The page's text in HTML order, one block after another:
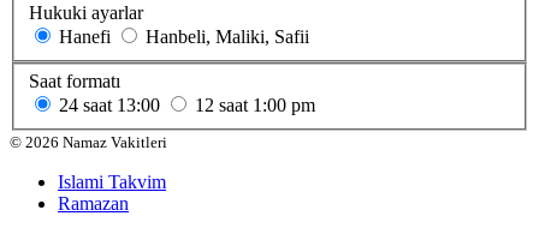
Hukuki ayarlar
Hanefi
Hanbeli, Maliki, Safii
Saat formatı
24 saat 13:00 12 saat 1:00 pm
© 2026 Namaz Vakitleri
Islami Takvim
Ramazan